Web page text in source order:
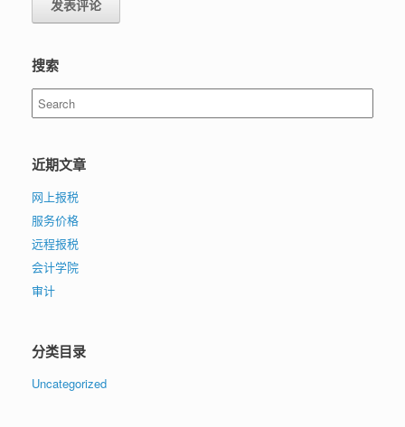
搜索
Search
for:
近期文章
网上报税
服务价格
远程报税
会计学院
审计
分类目录
Uncategorized